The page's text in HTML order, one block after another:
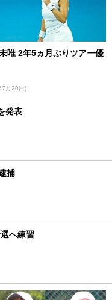
唯 2年5ヵ月ぶりツアー優
7月20日)
発表
捕
へ練習